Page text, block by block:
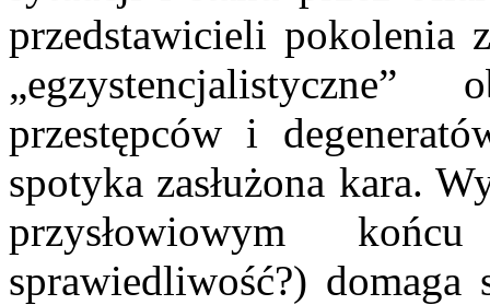
przedstawicieli pokolenia
przestępców i
spotyka zasłużona kara.
przysłowiowym
sprawiedliwość?)